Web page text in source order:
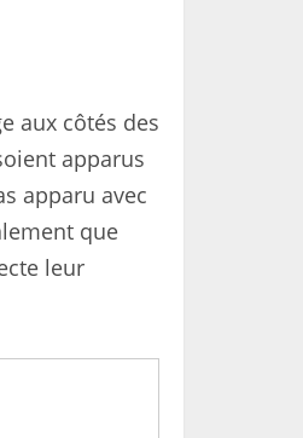
aux côtés des
apparus
apparu avec
que
leur